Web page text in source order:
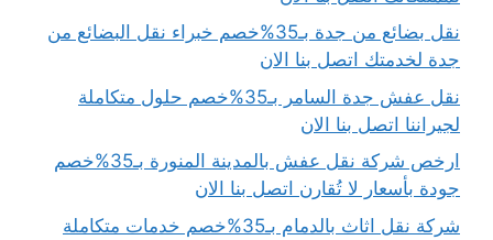
نقل بضائع من جدة بـ35%خصم خبراء نقل البضائع من
جدة لخدمتك اتصل بنا الان
نقل عفش جدة السامر بـ35%خصم حلول متكاملة
لجيراننا اتصل بنا الان
ارخص شركة نقل عفش بالمدينة المنورة بـ35%خصم
جودة بأسعار لا تُقارن اتصل بنا الان
شركة نقل اثاث بالدمام بـ35%خصم خدمات متكاملة